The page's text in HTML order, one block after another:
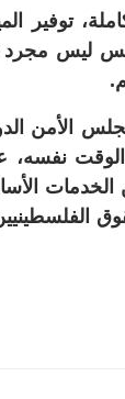
توفير
ليس
الأمن
الوقت نفسه،
الخدمات